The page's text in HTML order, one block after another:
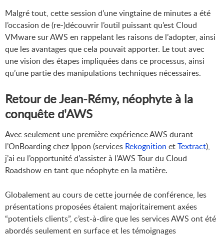
Malgré tout, cette session d’une vingtaine de minutes a été
l’occasion de (re-)découvrir l’outil puissant qu’est Cloud
VMware sur AWS en rappelant les raisons de l’adopter, ainsi
que les avantages que cela pouvait apporter. Le tout avec
une vision des étapes impliquées dans ce processus, ainsi
qu’une partie des manipulations techniques nécessaires.
Retour de Jean-Rémy, néophyte à la
conquête d'AWS
Avec seulement une première expérience AWS durant
l’OnBoarding chez Ippon (services Rekognition etTextract),
j’ai eu l’opportunité d’assister à l’AWS Tour du Cloud
Roadshow en tant que néophyte en la matière.
Globalement au cours de cette journée de conférence, les
présentations proposées étaient majoritairement axées
“potentiels clients”, c’est-à-dire que les services AWS ont été
abordés seulement en surface et les témoignages